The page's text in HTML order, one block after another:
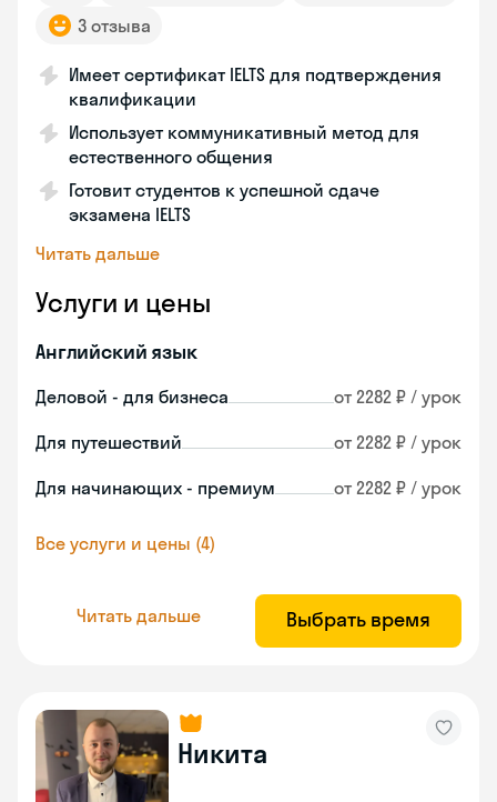
3 отзыва
Имеет сертификат IELTS для подтверждения
квалификации
Использует коммуникативный метод для
естественного общения
Готовит студентов к успешной сдаче
экзамена IELTS
Читать дальше
Услуги и цены
Английский язык
Деловой - для бизнеса от 2282 ₽ / урок
Для путешествий от 2282 ₽ / урок
Для начинающих - премиум от 2282 ₽ / урок
Все услуги и цены (4)
Читать дальше Выбрать время
Никита